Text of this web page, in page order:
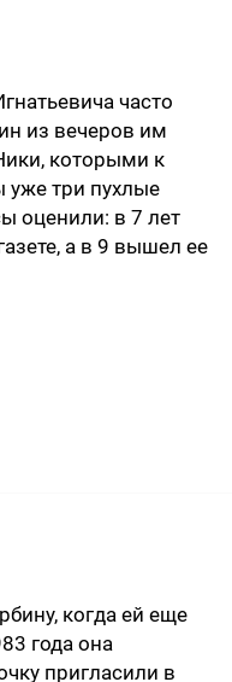
часто
из вечеров им
которыми к
три пухлые
оценили: в 7 лет
а в 9 вышел ее
когда ей еще
года она
пригласили в